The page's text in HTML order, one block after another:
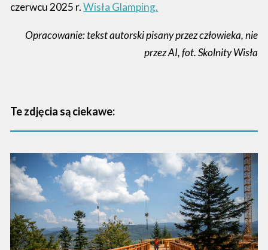
czerwcu 2025 r.Wisła Glamping.
Opracowanie: tekst autorski pisany przez człowieka, nie
przez AI, fot. Skolnity Wisła
Te zdjęcia są ciekawe: